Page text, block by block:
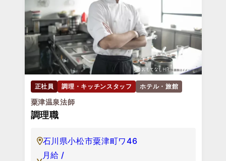
正社員 調理・キッチンスタッフ ホテル・旅館
粟津温泉法師
調理職
石川県小松市粟津町ワ46
月給 /